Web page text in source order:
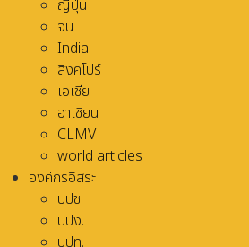
ญี่ปุ่น
จีน
India
สิงคโปร์
เอเชีย
อาเชี่ยน
CLMV
world articles
องค์กรอิสระ
ปปช.
ปปง.
ปปท.